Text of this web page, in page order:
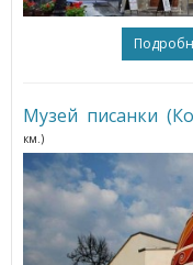
Музей писанки
км.)